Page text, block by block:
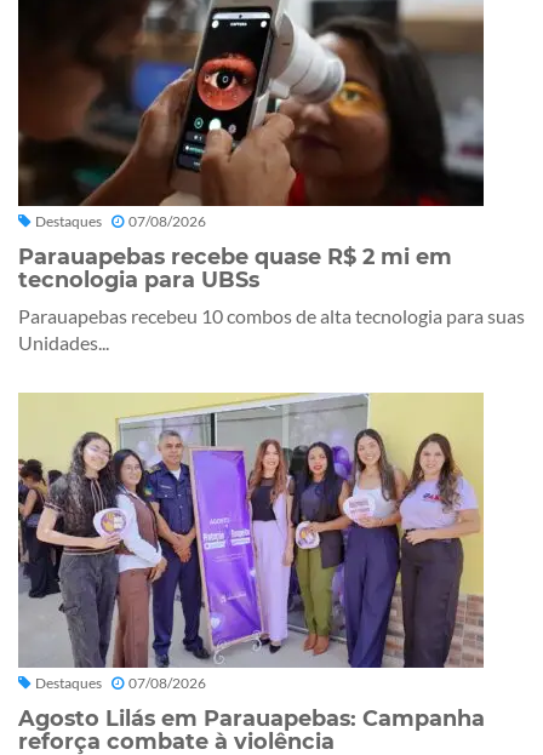
Destaques 07/08/2026
Parauapebas recebe quase R$ 2 mi em
tecnologia para UBSs
Parauapebas recebeu 10 combos de alta tecnologia para suas
Unidades...
Destaques 07/08/2026
Agosto Lilás em Parauapebas: Campanha
reforça combate à violência